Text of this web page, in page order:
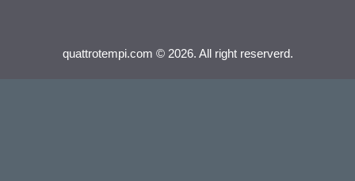
quattrotempi.com © 2026. All right reserverd.